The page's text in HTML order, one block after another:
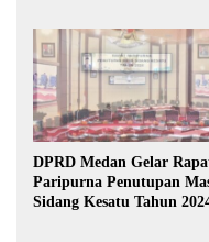
DPRD Medan Gelar
Paripurna Penutupan
Sidang Kesatu Tahun